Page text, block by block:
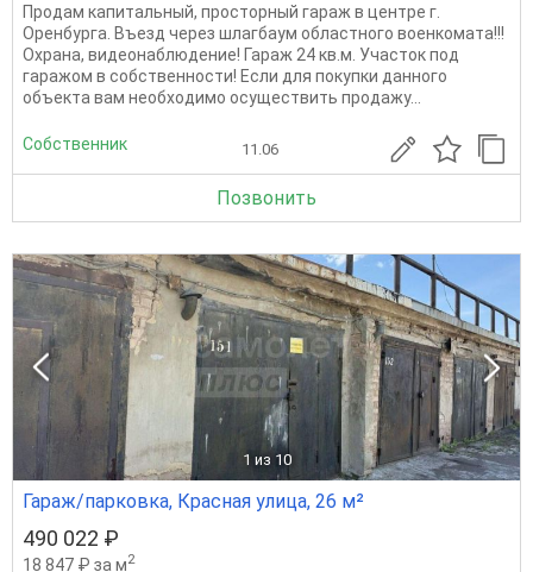
Продам капитальный, просторный гараж в центре г.
Оренбурга. Въезд через шлагбаум областного военкомата!!!
Охрана, видеонаблюдение! Гараж 24 кв.м. Участок под
гаражом в собственности! Если для покупки данного
объекта вам необходимо осуществить продажу...
Собственник 11.06
Позвонить
1 из 10
Гараж/парковка, Красная улица, 26 м²
490 022 ₽
18 847 ₽ за м2